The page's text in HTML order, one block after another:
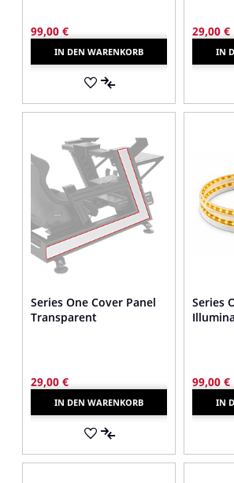
99,00 €
IN DEN WARENKORB
AUF
DEN
MERKZETTEL
AUF
VERGLEICHSLISTE
29,00 €
IN
Series One Cover Panel
Transparent
29,00 €
IN DEN WARENKORB
AUF
DEN
AUF
Series
99,00 €
IN